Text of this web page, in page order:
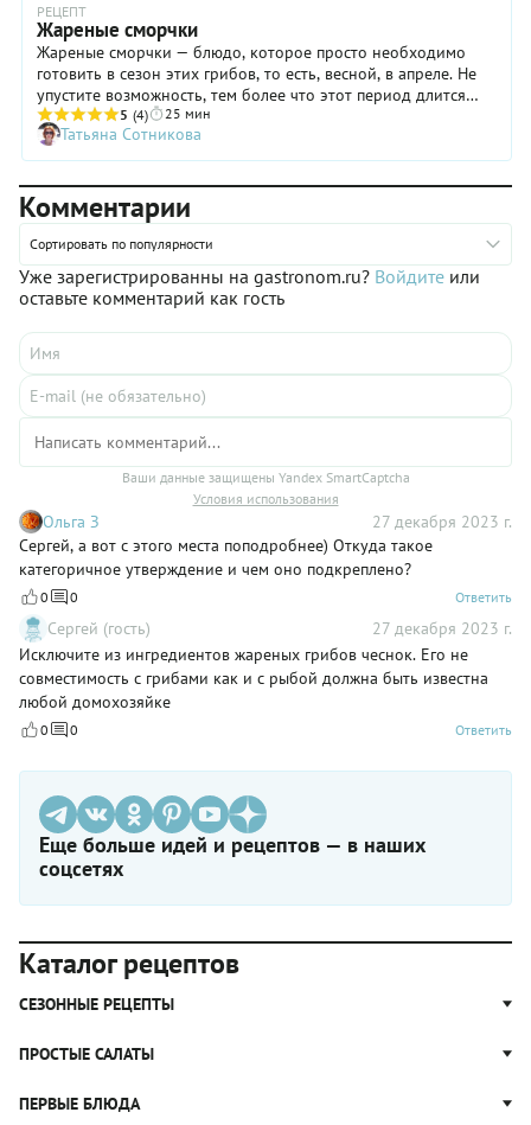
РЕЦЕПТ
Жареные сморчки
Жареные сморчки — блюдо, которое просто необходимо
готовить в сезон этих грибов, то есть, весной, в апреле. Не
упустите возможность, тем более что этот период длится
совсем недолго: всего 2–3 недели! Главное — не перепутать
сморчки со строчками, вот они как раз содержат опасные
для здоровья вещества, которые не уничтожает даже
тех и других грибов, то вряд ли ошибетесь. Сморчки имеют
длинную ножку с вытянутой морщинистой шляпкой сверху.
А вот у строчков ножка почти не видна: они больше
напоминают большой шар с бугристой поверхностью.
Сморчки можно готовить жарить, тушить и даже сушить.
Только помните, что эти грибы все же считаются условно
съедобными, поэтому их следует предварительно
отваривать. Как жарить сморчки? Все подробности — в
нашем рецепте.
5 (4) 25 мин
Татьяна Сотникова
Комментарии
Сортировать по популярности
Уже зарегистрированны на gastronom.ru? Войдите или
оставьте комментарий как гость
Ваши данные защищены Yandex SmartCaptcha
Условия использования
Ольга З
27 декабря 2023 г.
Сергей, а вот с этого места поподробнее) Откуда такое
категоричное утверждение и чем оно подкреплено?
0 0 Ответить
Сергей (гость)
27 декабря 2023 г.
Исключите из ингредиентов жареных грибов чеснок. Его не
совместимость с грибами как и с рыбой должна быть известна
любой домохозяйке
0 0 Ответить
Еще больше идей и рецептов — в наших
соцсетях
Каталог рецептов
СЕЗОННЫЕ РЕЦЕПТЫ
Рецепты из капусты
Рецепты с грибами
ПРОСТЫЕ САЛАТЫ
Простые салаты
ПЕРВЫЕ БЛЮДА